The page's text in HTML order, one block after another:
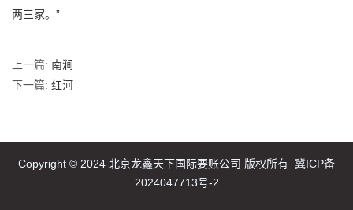
两三家。”
上一篇: 南涧
下一篇: 红河
Copyright © 2024 北京龙鑫天下国际要账公司 版权所有 冀ICP备
2024047713号-2